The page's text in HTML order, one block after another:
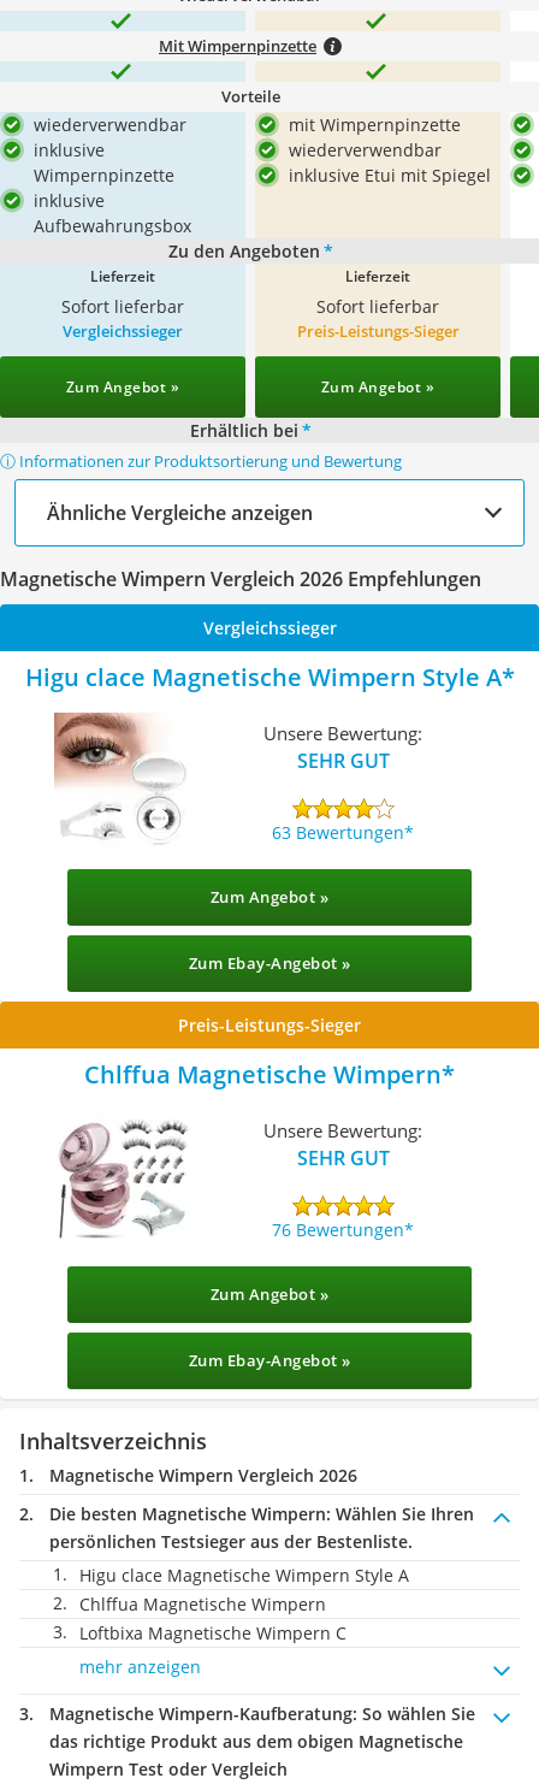
Mit Wimpernpinzette
Vorteile
wiederverwendbar
inklusive
Wimpernpinzette
inklusive
Aufbewahrungsbox
mit Wimpernpinzette
wiederverwendbar
inklusive Etui mit Spiegel
Zu den Angeboten *
Lieferzeit
Sofort lieferbar
Lieferzeit
Sofort lieferbar
Vergleichssieger
Zum Angebot »
Preis-Leistungs-Sieger
Zum Angebot »
Erhältlich bei *
ⓘ Informationen zur Produktsortierung und Bewertung
Ähnliche Vergleiche anzeigen
Magnetische Wimpern Vergleich 2026 Empfehlungen
Vergleichssieger
Higu clace Magnetische Wimpern Style A
Unsere Bewertung:
SEHR GUT
63 Bewertungen
Zum Angebot »
Zum Ebay-Angebot »
Preis-Leistungs-Sieger
Chlffua Magnetische Wimpern
Unsere Bewertung:
SEHR GUT
76 Bewertungen
Zum Angebot »
Zum Ebay-Angebot »
Inhaltsverzeichnis
Magnetische Wimpern Vergleich 2026
Die besten Magnetische Wimpern: Wählen Sie Ihren
persönlichen Testsieger aus der Bestenliste.
Higu clace Magnetische Wimpern Style A
Chlffua Magnetische Wimpern
Loftbixa Magnetische Wimpern C
mehr anzeigen
Magnetische Wimpern-Kaufberatung: So wählen Sie
das richtige Produkt aus dem obigen Magnetische
Wimpern Test oder Vergleich